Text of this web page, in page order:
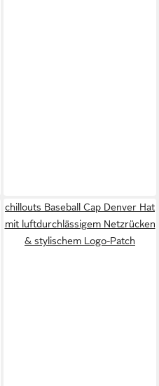
chillouts Baseball Cap Denver Hat
mit luftdurchlässigem Netzrücken
& stylischem Logo-Patch